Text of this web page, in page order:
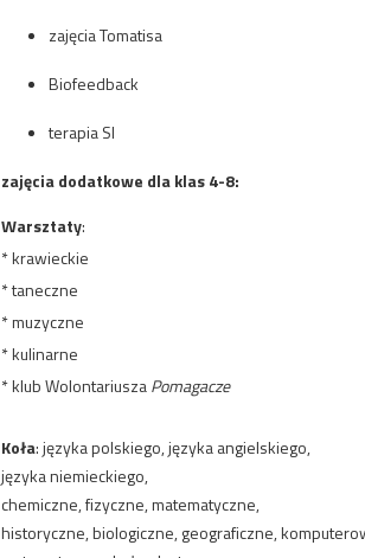
zajęcia Tomatisa
Biofeedback
terapia SI
zajęcia dodatkowe dla klas 4-8:
Warsztaty:
* krawieckie
* taneczne
* muzyczne
* kulinarne
* klub WolontariuszaPomagacze
Koła: języka polskiego, języka angielskiego,
języka niemieckiego,
chemiczne, fizyczne, matematyczne,
historyczne, biologiczne, geograficzne,